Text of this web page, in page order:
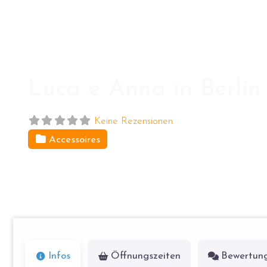
Keine Rezensionen
Accessoires
Infos Öffnungszeiten